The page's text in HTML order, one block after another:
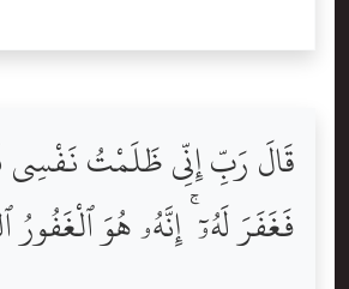
قَالَ رَبِّ إِنِّى ظَلَمْتُ نَفْسِى
فَغَفَرَ لَهُۥٓ ۚ إِنَّهُۥ هُوَ ٱلْغَفُورُ